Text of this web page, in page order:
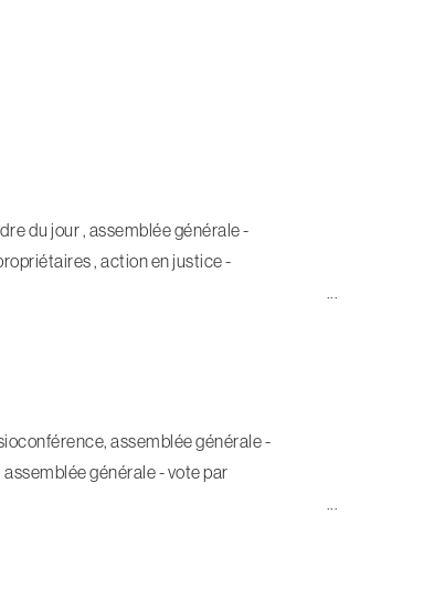
du jour , assemblée générale -
, action en justice -
assemblée générale -
générale - vote par